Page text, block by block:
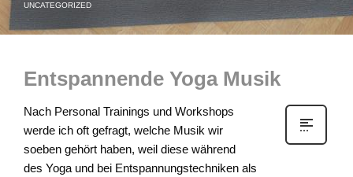
UNCATEGORIZED
Entspannende Yoga Musik
Nach Personal Trainings und Workshops
werde ich oft gefragt, welche Musik wir
soeben gehört haben, weil diese während
des Yoga und bei Entspannungstechniken als